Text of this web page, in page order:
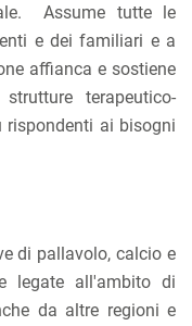
Assume tutte le
e dei familiari e a
affianca e sostiene
terapeutico-
rispondenti ai bisogni
di pallavolo, calcio e
legate all'ambito di
da altre regioni e